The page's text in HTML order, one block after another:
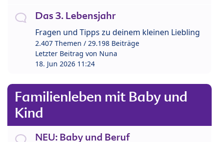
Das 3. Lebensjahr
Fragen und Tipps zu deinem kleinen Liebling
2.407 Themen / 29.198 Beiträge
Letzter Beitrag von Nuna
18. Jun 2026 11:24
Familienleben mit Baby und
Kind
NEU: Baby und Beruf